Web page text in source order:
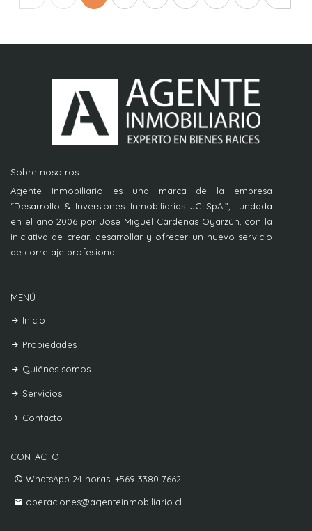
Sobre nosotros
Agente Inmobiliario es una marca de la empresa
“Desarrollo & Inversiones Inmobiliarias JC SpA.”, fundada
en el año 2006 por José Miguel Cárdenas Oyarzún, con la
iniciativa de crear, desarrollar y ofrecer un nuevo servicio
de corretaje profesional.
MENÚ
Inicio
Propiedades
Quiénes somos
Servicios
Contacto
CONTACTO
WhatsApp 24 horas: +569 3380 7662
operaciones@agenteinmobiliario.cl